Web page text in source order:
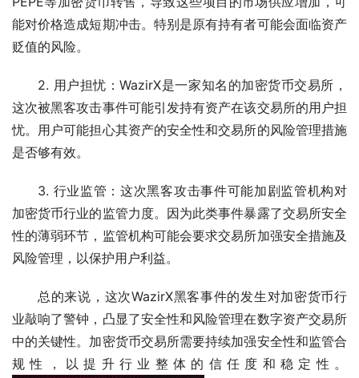
能对价格造成短期冲击。特别是原有持有者可能会面临资产
贬值的风险。
2. 用户担忧：WazirX是一家知名的加密货币交易所，
这次被黑客攻击事件可能引发持有资产在该交易所的用户担
忧。用户可能担心其资产的安全性和交易所的风险管理措施
是否够有效。
3. 行业监管：这次黑客攻击事件可能加剧监管机构对
加密货币行业的监管力度。因为此类事件暴露了交易所安全
性的薄弱环节，监管机构可能会要求交易所加强安全措施及
风险管理，以保护用户利益。
总的来说，这次WazirX黑客事件的发生对加密货币行
业敲响了警钟，凸显了安全性和风险管理在数字资产交易所
中的关键性。加密货币交易所需要持续加强安全性和监管合
规性，以提升行业整体的信任度和稳定性。